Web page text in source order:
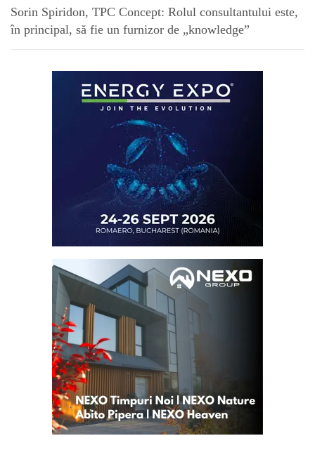
Sorin Spiridon, TPC Concept: Rolul consultantului este,
în principal, să fie un furnizor de „knowledge”